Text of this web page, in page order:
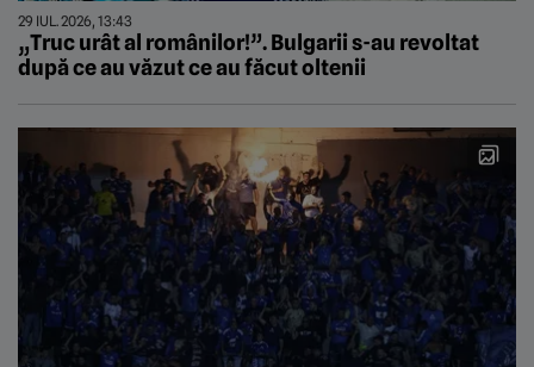
29 IUL. 2026, 13:43
„Truc urât al românilor!”. Bulgarii s-au revoltat
după ce au văzut ce au făcut oltenii